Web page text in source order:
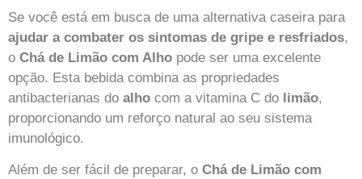
Se você está em busca de uma alternativa caseira para
ajudar a combater os sintomas de gripe e resfriados,
o Chá de Limão com Alho pode ser uma excelente
opção. Esta bebida combina as propriedades
antibacterianas do alho com a vitamina C do limão,
proporcionando um reforço natural ao seu sistema
imunológico.
Além de ser fácil de preparar, o Chá de Limão com